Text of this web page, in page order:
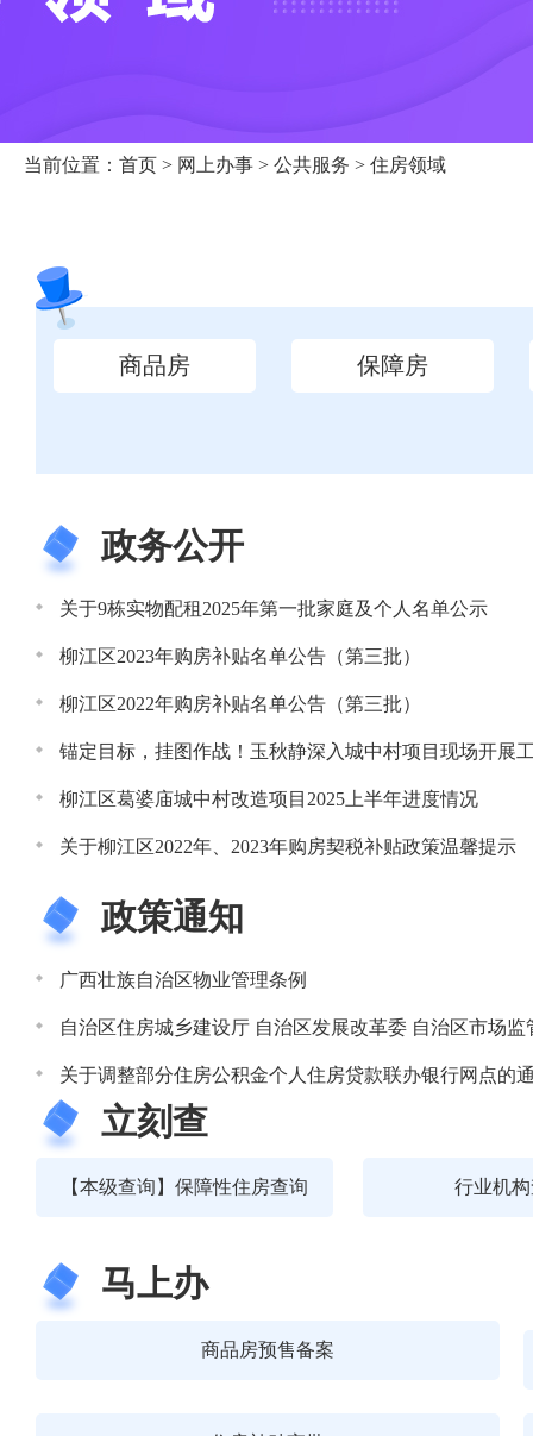
当前位置： 首页 > 网上办事 > 公共服务 > 住房领域
商品房 保障房
政务公开
关于9栋实物配租2025年第一批家庭及个人名单公示
柳江区2023年购房补贴名单公告（第三批）
柳江区2022年购房补贴名单公告（第三批）
锚定目标，挂图作战！玉秋静深入城中村项目现场开展
柳江区葛婆庙城中村改造项目2025上半年进度情况
关于柳江区2022年、2023年购房契税补贴政策温馨提示
政策通知
广西壮族自治区物业管理条例
关于调整部分住房公积金个人住房贷款联办银行网点的
立刻查
【本级查询】保障性住房查询 行业机
马上办
商品房预售备案